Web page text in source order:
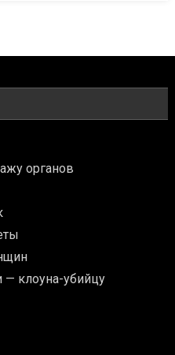
органов
клоуна-убийцу